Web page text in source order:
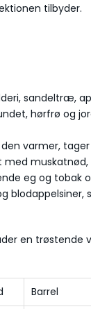
tilbyder.
sandeltræ,
hørfrø og
varmer,
med muskatnød,
eg og tobak
blodappelsiner,
en trøstende
Barrel